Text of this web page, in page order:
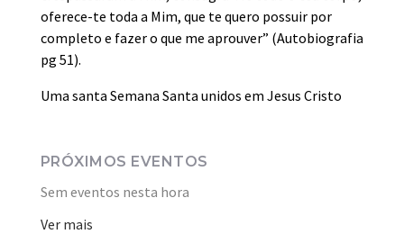
oferece-te toda a Mim, que te quero possuir por
completo e fazer o que me aprouver” (Autobiografia
pg 51).
Uma santa Semana Santa unidos em Jesus Cristo
PRÓXIMOS EVENTOS
Sem eventos nesta hora
Ver mais